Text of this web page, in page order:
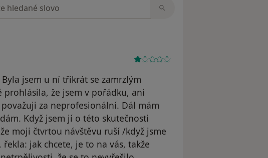
v názorech
jsem u ní třikrát se zamrzlým
že jsem v pořádku, ani
za neprofesionální. Dál mám
Když jsem jí o této skutečnosti
moji čtvrtou návštěvu ruší /když jsme
jak chcete, je to na vás, takže